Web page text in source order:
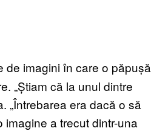
de imagini în care o păpușă
„Știam că la unul dintre
„Întrebarea era dacă o să
a trecut dintr-una